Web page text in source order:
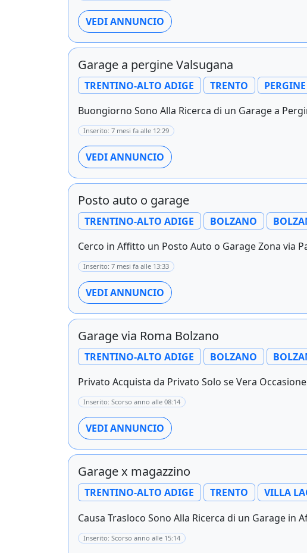
VEDI ANNUNCIO
Garage a pergine Valsugana
TRENTINO-ALTO ADIGE TRENTO
Buongiorno Sono Alla Ricerca di un Garage a
Inserito: 7 mesi fa alle 12:29
VEDI ANNUNCIO
Posto auto o garage
TRENTINO-ALTO ADIGE BOLZANO
Cerco in Affitto un Posto Auto o Garage Zona via
Inserito: 7 mesi fa alle 13:33
VEDI ANNUNCIO
Garage via Roma Bolzano
TRENTINO-ALTO ADIGE BOLZANO
Privato Acquista da Privato Solo se Vera
Inserito: Scorso anno alle 08:14
VEDI ANNUNCIO
Garage x magazzino
TRENTINO-ALTO ADIGE TRENTO VILLA
Causa Trasloco Sono Alla Ricerca di un Garage in
Inserito: Scorso anno alle 15:14